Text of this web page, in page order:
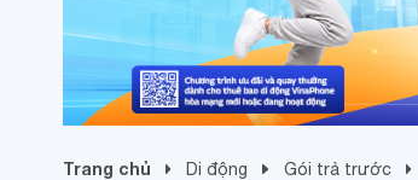
Trang chủ Di động Gói trả trước